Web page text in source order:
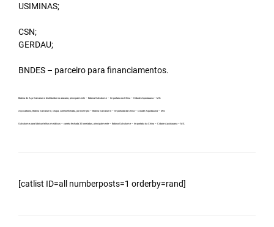
USIMINAS;
CSN;
GERDAU;
BNDES – parceiro para financiamentos.
Bobina de Aço Galvalume distribuidor no atacado, principalmente – Bobina Galvalume – Importada da China – Cidade Aquidauana – MS.
Aço carbono, Bobina Galvalume, chapa, carreta fechada, por exemplo – Bobina Galvalume – Importada da China – Cidade Aquidauana – MS.
Galvalume para fabricar telhas metálicas – carreta fechada 32 toneladas, principalmente – Bobina Galvalume – Importada da China – Cidade Aquidauana – MS.
[catlist ID=all numberposts=1 orderby=rand]